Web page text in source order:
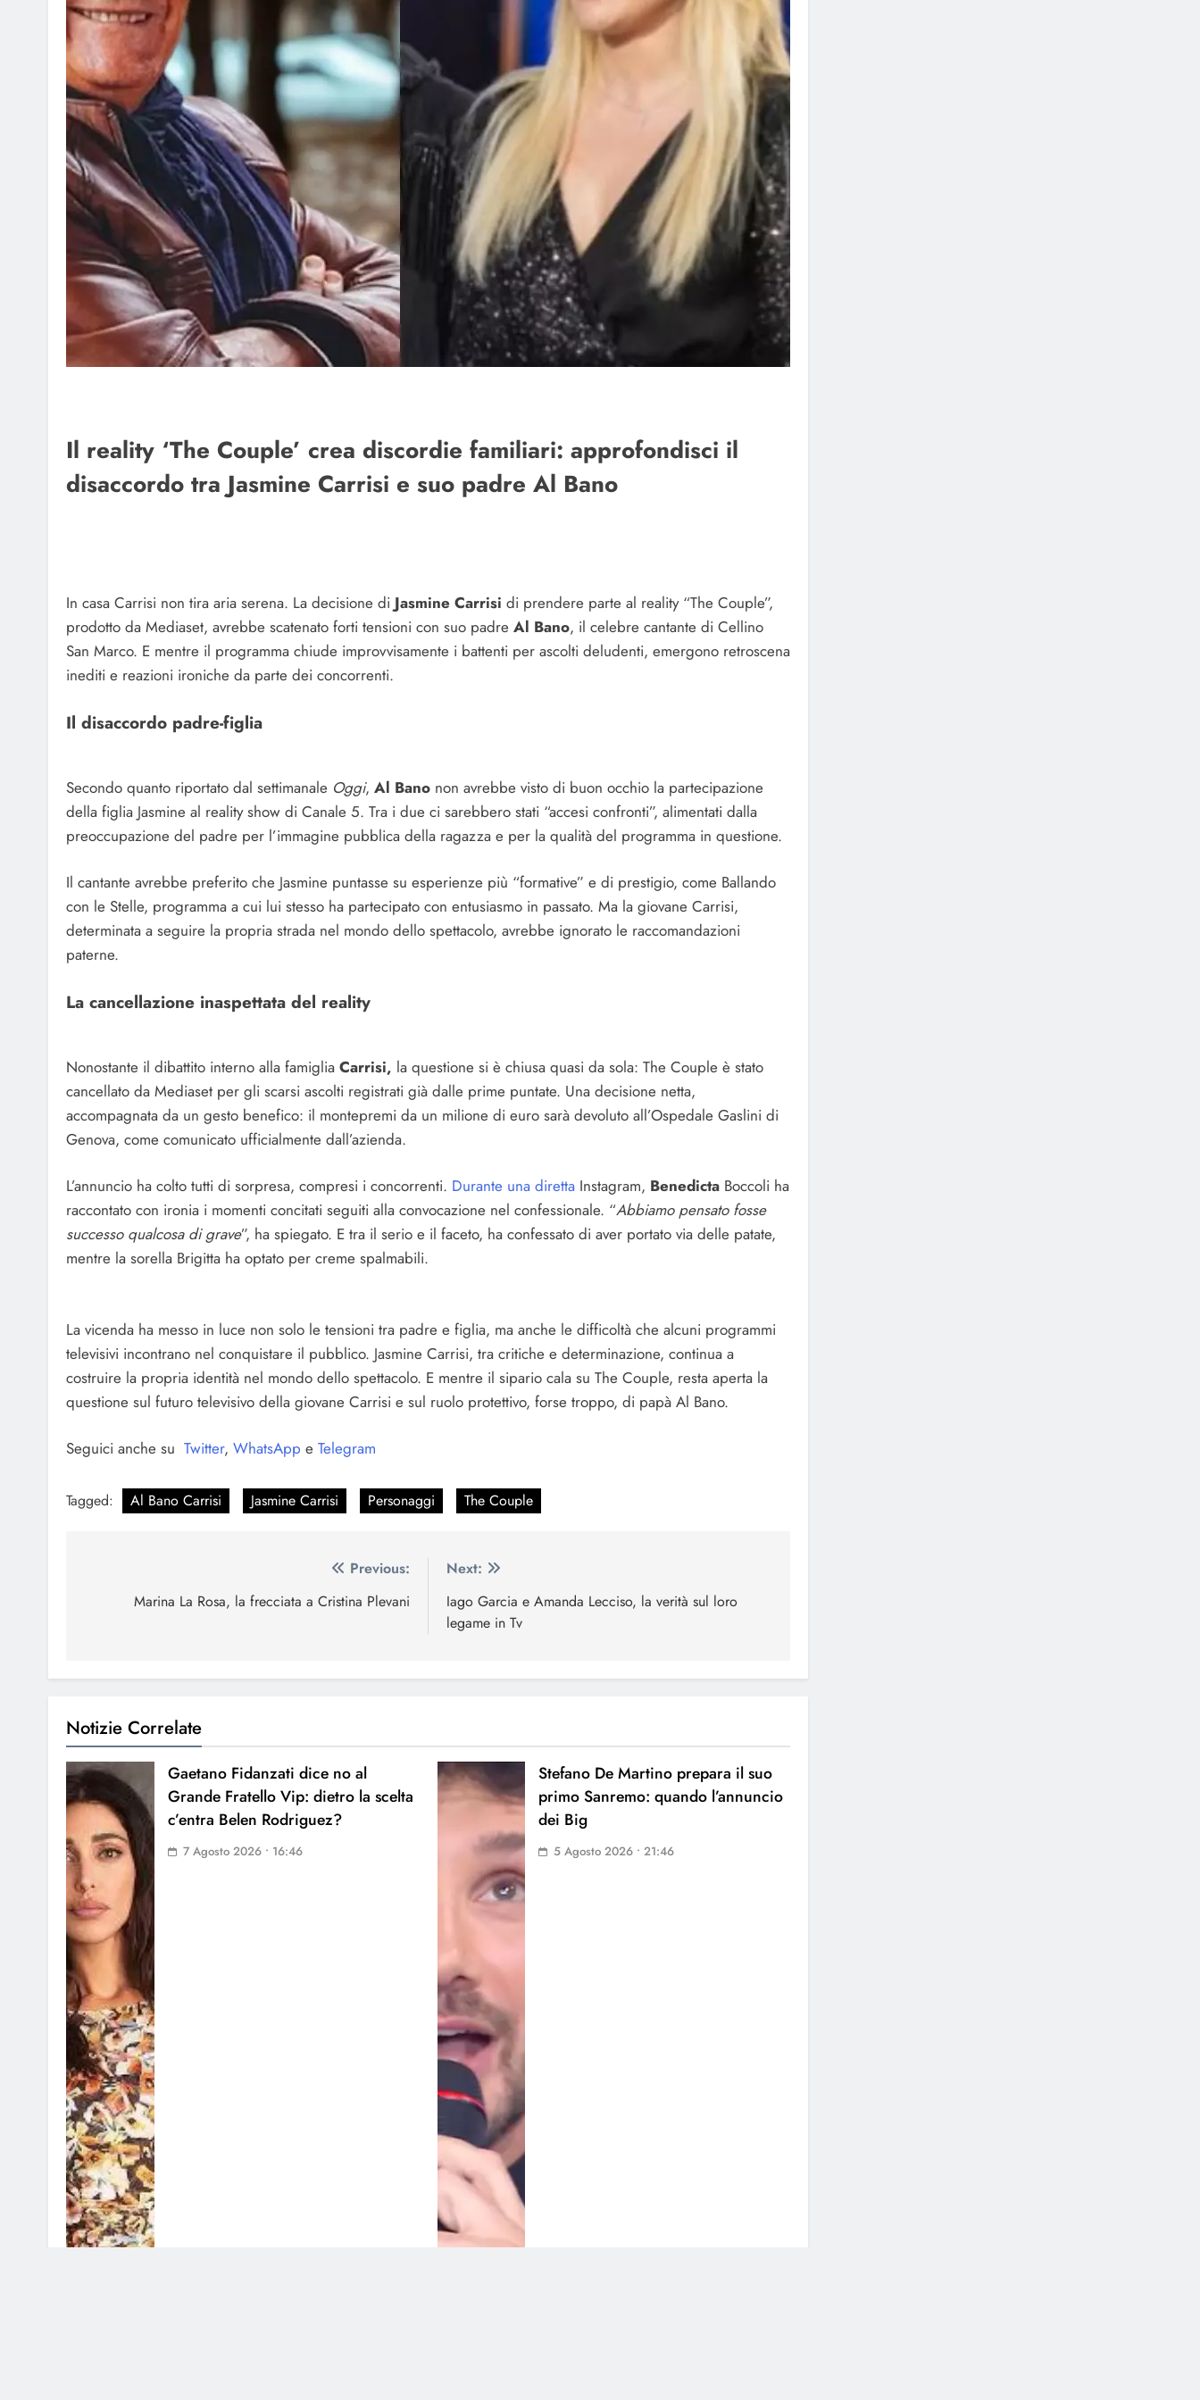
Il reality ‘The Couple’ crea discordie familiari: approfondisci il
disaccordo tra Jasmine Carrisi e suo padre Al Bano
In casa Carrisi non tira aria serena. La decisione di Jasmine Carrisi di prendere parte al reality “The Couple”,
prodotto da Mediaset, avrebbe scatenato forti tensioni con suo padre Al Bano, il celebre cantante di Cellino
San Marco. E mentre il programma chiude improvvisamente i battenti per ascolti deludenti, emergono retroscena
inediti e reazioni ironiche da parte dei concorrenti.
Il disaccordo padre-figlia
Secondo quanto riportato dal settimanale Oggi, Al Bano non avrebbe visto di buon occhio la partecipazione
della figlia Jasmine al reality show di Canale 5. Tra i due ci sarebbero stati “accesi confronti”, alimentati dalla
preoccupazione del padre per l’immagine pubblica della ragazza e per la qualità del programma in questione.
Il cantante avrebbe preferito che Jasmine puntasse su esperienze più “formative” e di prestigio, come Ballando
con le Stelle, programma a cui lui stesso ha partecipato con entusiasmo in passato. Ma la giovane Carrisi,
determinata a seguire la propria strada nel mondo dello spettacolo, avrebbe ignorato le raccomandazioni
paterne.
La cancellazione inaspettata del reality
Nonostante il dibattito interno alla famiglia Carrisi, la questione si è chiusa quasi da sola: The Couple è stato
cancellato da Mediaset per gli scarsi ascolti registrati già dalle prime puntate. Una decisione netta,
accompagnata da un gesto benefico: il montepremi da un milione di euro sarà devoluto all’Ospedale Gaslini di
Genova, come comunicato ufficialmente dall’azienda.
L’annuncio ha colto tutti di sorpresa, compresi i concorrenti. Durante una diretta Instagram, Benedicta Boccoli ha
raccontato con ironia i momenti concitati seguiti alla convocazione nel confessionale. “Abbiamo pensato fosse
successo qualcosa di grave”, ha spiegato. E tra il serio e il faceto, ha confessato di aver portato via delle patate,
mentre la sorella Brigitta ha optato per creme spalmabili.
La vicenda ha messo in luce non solo le tensioni tra padre e figlia, ma anche le difficoltà che alcuni programmi
televisivi incontrano nel conquistare il pubblico. Jasmine Carrisi, tra critiche e determinazione, continua a
costruire la propria identità nel mondo dello spettacolo. E mentre il sipario cala su The Couple, resta aperta la
questione sul futuro televisivo della giovane Carrisi e sul ruolo protettivo, forse troppo, di papà Al Bano.
Seguici anche su Twitter, WhatsApp e Telegram
Tagged: Al Bano Carrisi Jasmine Carrisi Personaggi The Couple
articoli
Previous:
Marina La Rosa, la frecciata a Cristina Plevani
Next:
Iago Garcia e Amanda Lecciso, la verità sul loro
legame in Tv
Notizie Correlate
Gaetano Fidanzati dice no al
Grande Fratello Vip: dietro la scelta
c’entra Belen Rodriguez?
7 Agosto 2026 • 16:46
Stefano De Martino prepara il suo
primo Sanremo: quando l’annuncio
dei Big
5 Agosto 2026 • 21:46